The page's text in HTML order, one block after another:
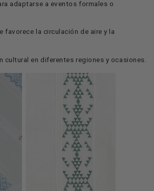
adaptarse a eventos formales o
favorece la circulación de aire y la
cultural en diferentes regiones y ocasiones.